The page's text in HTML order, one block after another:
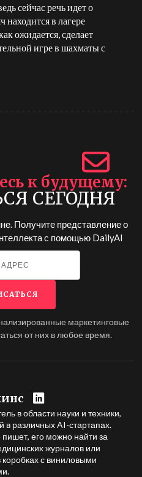
сейчас речь идет о
в лагере
ожидается, сделает
игре в шахматы с
к будущему
СЕГОДНЯ
Получите представление о
с помощью DailyAI
маркетинговые
от них в любое время.
в области науки и техники,
в различных AI-стартапах.
пишет, его можно найти за
журналов или
коробках с виниловыми